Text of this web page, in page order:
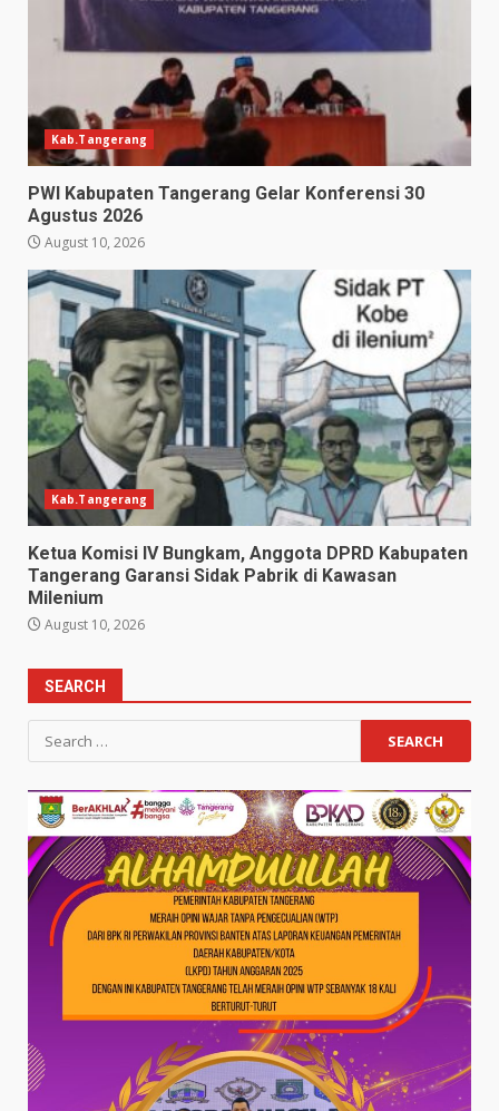
Kab.Tangerang
PWI Kabupaten Tangerang Gelar Konferensi 30
Agustus 2026
August 10, 2026
Kab.Tangerang
Ketua Komisi IV Bungkam, Anggota DPRD Kabupaten
Tangerang Garansi Sidak Pabrik di Kawasan
Milenium
August 10, 2026
SEARCH
Search
for: